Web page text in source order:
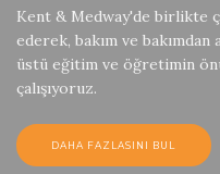
Kent & Medway'de birlikte
ederek, bakım ve
üstü eğitim ve öğretimin
çalışıyoruz.
DAHA FAZLASINI BUL